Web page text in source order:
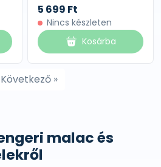
5 699 Ft
Nincs készleten
Kosárba
Következő »
malac és